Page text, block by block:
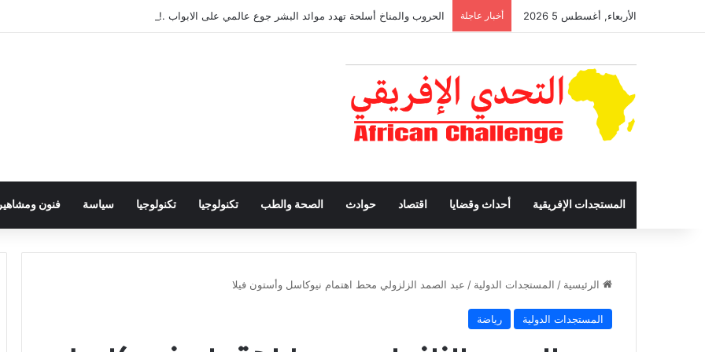
الأربعاء, أغسطس 5 2026 أخبار عاجلة الحروب والمناخ أسلحة تهدد موائد البشر جوع عالمي على الابواب .!؟
المستجدات الإفريقية أحداث وقضايا اقتصاد حوادث الصحة والطب تكنولوجيا تكنولوجيا سياسة فنون ومشاهير
الرئيسية / المستجدات الدولية / عبد الصمد الزلزولي محط اهتمام نيوكاسل وأستون فيلا
المستجدات الدولية رياضة